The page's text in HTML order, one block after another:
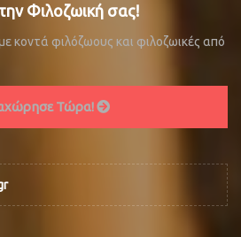
Φιλοζωική σας!
κοντά φιλόζωους και φιλοζωικές από
Τώρα!